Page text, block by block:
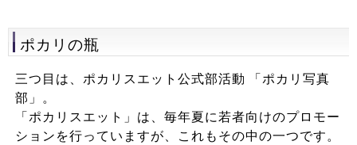
ポカリの瓶
三つ目は、ポカリスエット公式部活動 「ポカリ写真
部」。
「ポカリスエット」は、毎年夏に若者向けのプロモー
ションを行っていますが、これもその中の一つです。